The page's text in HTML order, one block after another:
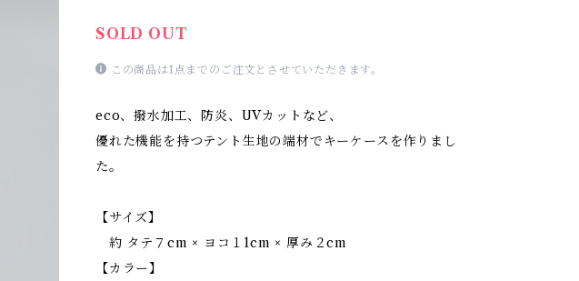
SOLD OUT
この商品は1点までのご注文とさせていただきます。
eco、撥水加工、防炎、UVカットなど、
優れた機能を持つテント生地の端材でキーケースを作りまし
た。
【サイズ】
約 タテ７cm × ヨコ１1cm × 厚み２cm
【カラー】